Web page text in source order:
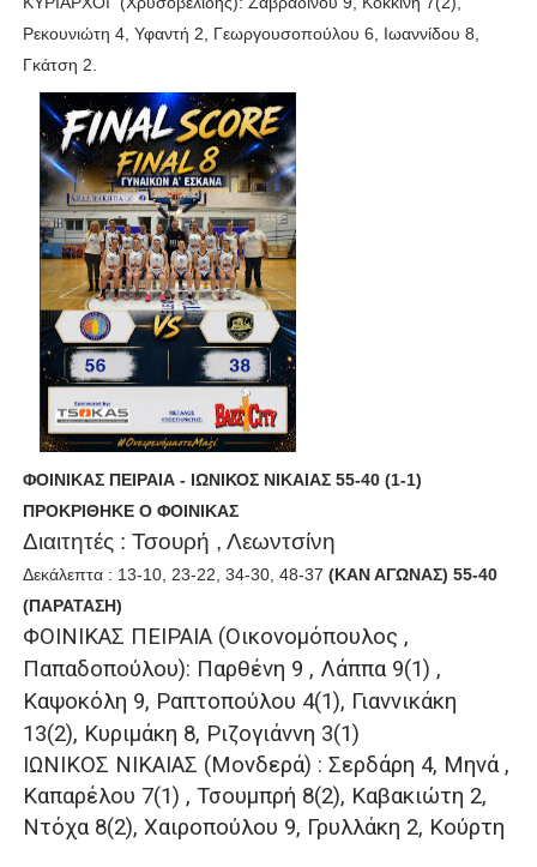
Ρεκουνιώτη 4, Υφαντή 2, Γεωργουσοπούλου 6, Ιωαννίδου 8,
Γκάτση 2.
ΦΟΙΝΙΚΑΣ ΠΕΙΡΑΙΑ - ΙΩΝΙΚΟΣ ΝΙΚΑΙΑΣ 55-40 (1-1)
ΠΡΟΚΡΙΘΗΚΕ Ο ΦΟΙΝΙΚΑΣ
Διαιτητές : Τσουρή , Λεωντσίνη
Δεκάλεπτα : 13-10, 23-22, 34-30, 48-37 (ΚΑΝ ΑΓΩΝΑΣ) 55-40
(ΠΑΡΑΤΑΣΗ)
ΦΟΙΝΙΚΑΣ ΠΕΙΡΑΙΑ (Οικονομόπουλος ,
Παπαδοπούλου): Παρθένη 9 , Λάππα 9(1) ,
Καψοκόλη 9, Ραπτοπούλου 4(1), Γιαννικάκη
13(2), Κυριμάκη 8, Ριζογιάννη 3(1)
ΙΩΝΙΚΟΣ ΝΙΚΑΙΑΣ (Μονδερά) : Σερδάρη 4, Μηνά ,
Καπαρέλου 7(1) , Τσουμπρή 8(2), Καβακιώτη 2,
Ντόχα 8(2), Χαιροπούλου 9, Γρυλλάκη 2, Κούρτη